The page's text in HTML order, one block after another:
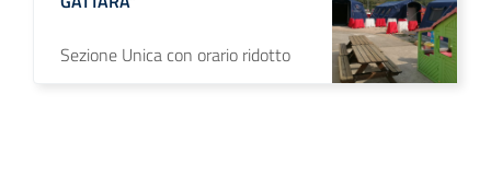
Sezione Unica con orario ridotto